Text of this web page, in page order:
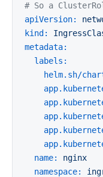
# So a
apiVersion:
kind:
metadata:
labels:
helm.sh/
name:
nginx
namespace: